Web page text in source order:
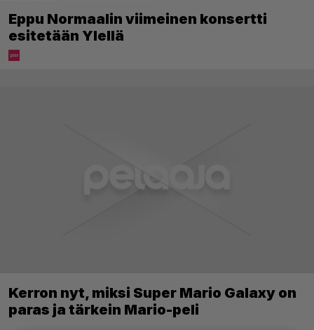
Eppu Normaalin viimeinen konsertti
esitetään Ylellä
Kerron nyt, miksi Super Mario Galaxy on
paras ja tärkein Mario-peli